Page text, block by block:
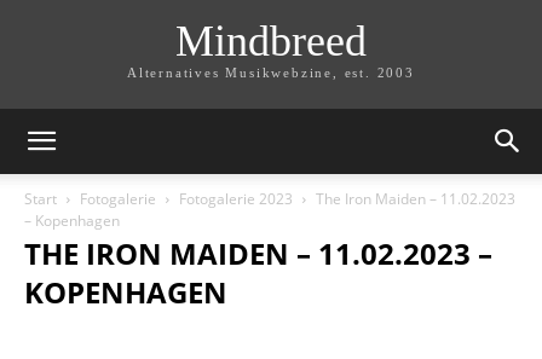
Mindbreed
Alternatives Musikwebzine, est. 2003
Start Fotogalerie Fotogalerie 2023
The Iron Maiden – 11.02.2023
– Kopenhagen
THE IRON MAIDEN – 11.02.2023 –
KOPENHAGEN